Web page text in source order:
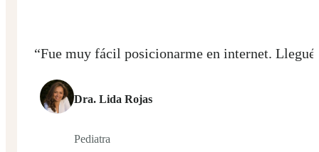
feliz de haberme vinculado a la plataforma,
Dr. Ricardo Borda